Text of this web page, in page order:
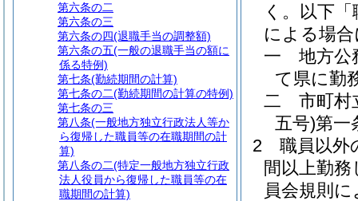
く。以下
による場
一
地方公
て県に勤
二
市町村
五号)第一
2
職員以外
間以上勤務
員会規則
第六条の二
第六条の三
第六条の四(退職手当の調整額)
第六条の五(一般の退職手当の額に
係る特例)
第七条(勤続期間の計算)
第七条の二(勤続期間の計算の特例)
第七条の三
第八条(一般地方独立行政法人等か
ら復帰した職員等の在職期間の計
算)
第八条の二(特定一般地方独立行政
法人役員から復帰した職員等の在
職期間の計算)